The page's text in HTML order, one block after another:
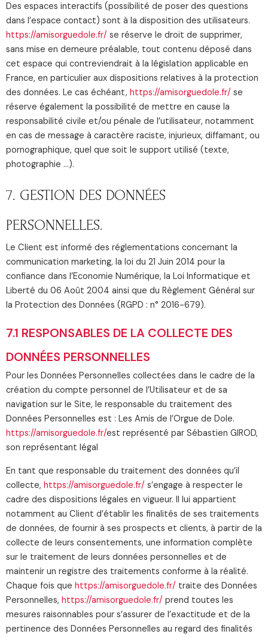
Des espaces interactifs (possibilité de poser des questions
dans l’espace contact) sont à la disposition des utilisateurs.
https://amisorguedole.fr/ se réserve le droit de supprimer,
sans mise en demeure préalable, tout contenu déposé dans
cet espace qui contreviendrait à la législation applicable en
France, en particulier aux dispositions relatives à la protection
des données. Le cas échéant, https://amisorguedole.fr/ se
réserve également la possibilité de mettre en cause la
responsabilité civile et/ou pénale de l’utilisateur, notamment
en cas de message à caractère raciste, injurieux, diffamant, ou
pornographique, quel que soit le support utilisé (texte,
photographie …).
7. GESTION DES DONNÉES
PERSONNELLES.
Le Client est informé des réglementations concernant la
communication marketing, la loi du 21 Juin 2014 pour la
confiance dans l’Economie Numérique, la Loi Informatique et
Liberté du 06 Août 2004 ainsi que du Règlement Général sur
la Protection des Données (RGPD : n° 2016-679).
7.1 RESPONSABLES DE LA COLLECTE DES
DONNÉES PERSONNELLES
Pour les Données Personnelles collectées dans le cadre de la
création du compte personnel de l’Utilisateur et de sa
navigation sur le Site, le responsable du traitement des
Données Personnelles est : Les Amis de l’Orgue de Dole.
https://amisorguedole.fr/est représenté par Sébastien GIROD,
son représentant légal
En tant que responsable du traitement des données qu’il
collecte, https://amisorguedole.fr/ s’engage à respecter le
cadre des dispositions légales en vigueur. Il lui appartient
notamment au Client d’établir les finalités de ses traitements
de données, de fournir à ses prospects et clients, à partir de la
collecte de leurs consentements, une information complète
sur le traitement de leurs données personnelles et de
maintenir un registre des traitements conforme à la réalité.
Chaque fois que https://amisorguedole.fr/ traite des Données
Personnelles, https://amisorguedole.fr/ prend toutes les
mesures raisonnables pour s’assurer de l’exactitude et de la
pertinence des Données Personnelles au regard des finalités